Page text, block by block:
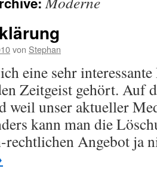
von Stephan
eine sehr
Zeitgeist gehört. Auf
weil unser aktueller
kann man die
rechtlichen Angebot ja